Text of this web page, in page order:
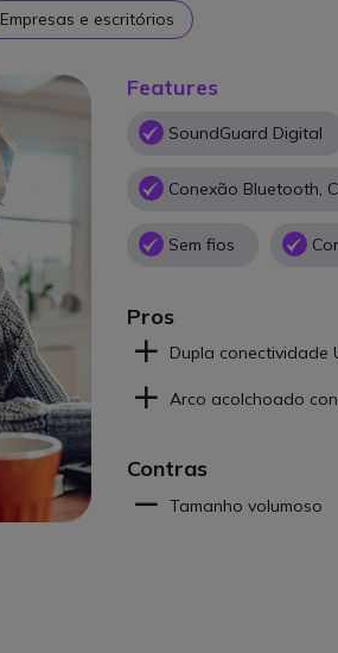
Empresas e escritórios
Features
SoundGuard Digital
Conexão Bluetooth,
Sem fios
Pros
Dupla conectividade
Arco acolchoado
Contras
Tamanho volumoso